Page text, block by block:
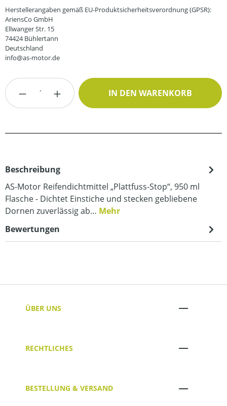
Herstellerangaben gemäß EU-Produktsicherheitsverordnung (GPSR):
AriensCo GmbH
Ellwanger Str. 15
74424 Bühlertann
Deutschland
info@as-motor.de
Produkt Anzahl: Gib den gewünschten
IN DEN WARENKORB
Beschreibung
AS-Motor Reifendichtmittel „Plattfuss-Stop“, 950 ml
Flasche - Dichtet Einstiche und stecken gebliebene
Dornen zuverlässig ab… Mehr
Bewertungen
ÜBER UNS
RECHTLICHES
BESTELLUNG & VERSAND